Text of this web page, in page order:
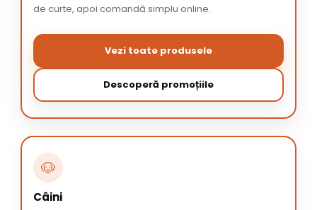
de curte, apoi comandă simplu online.
Vezi toate produsele
Descoperă promoțiile
🐶
Câini